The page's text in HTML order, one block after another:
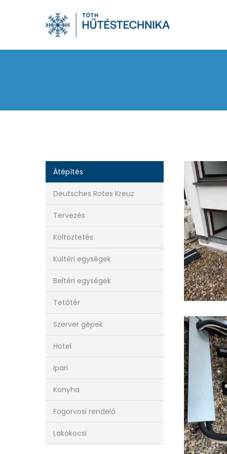
Átépítés
Deutsches Rotes Kreuz
Tervezés
Költöztetés
Kültéri egységek
Beltéri egységek
Tetőtér
Szerver gépek
Hotel
Ipari
Konyha
Fogorvosi rendelő
Lakókocsi
IMG_2777
IMG_2813